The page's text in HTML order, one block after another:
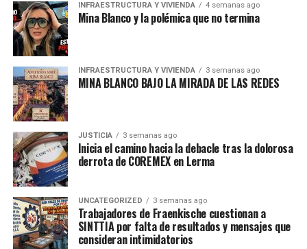
Finalmente, personal del Servicio Médico Forense
realizó el levantamiento del cuerpo y lo trasladó a la
ciudad de Puebla, donde continuarán con las
investigaciones correspondientes.
En el lugar se encontraba también el alcalde de
Calpan, Fernando Castellanos, por lo que
trasladado
declaración
FGE se pronuncia ante el crimen
Al respecto, la Fiscalía de Puebla, a través de la red
social X,descartó la detención de personas por este
hecho.
INFRAESTRUCTURA Y VIVIENDA 4 semanas ago
Mina Blanco y la polémica que no termina
INFRAESTRUCTURA Y VIVIENDA 3 semanas ago
MINA BLANCO BAJO LA MIRADA DE LAS REDES
JUSTICIA 3 semanas ago
Inicia el camino hacia la debacle tras la dolorosa
derrota de COREMEX en Lerma
UNCATEGORIZED 3 semanas ago
Trabajadores de Fraenkische cuestionan a
SINTTIA por falta de resultados y mensajes que
consideran intimidatorios